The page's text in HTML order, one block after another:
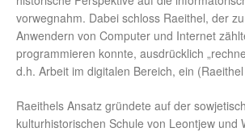
vorwegnahm. Dabei schloss Raeithel, der
Anwendern von Computer und Internet
programmieren konnte, ausdrücklich
d.h. Arbeit im digitalen Bereich, ein
Raeithels Ansatz gründete auf der
kulturhistorischen Schule von Leontjew und